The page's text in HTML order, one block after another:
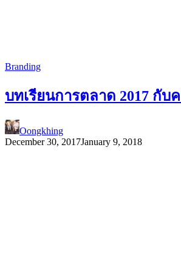
Branding
บทเรียนการตลาด 2017 กั
Oongkhing
December 30, 2017January 9, 2018